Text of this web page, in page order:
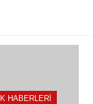
HABERLERI